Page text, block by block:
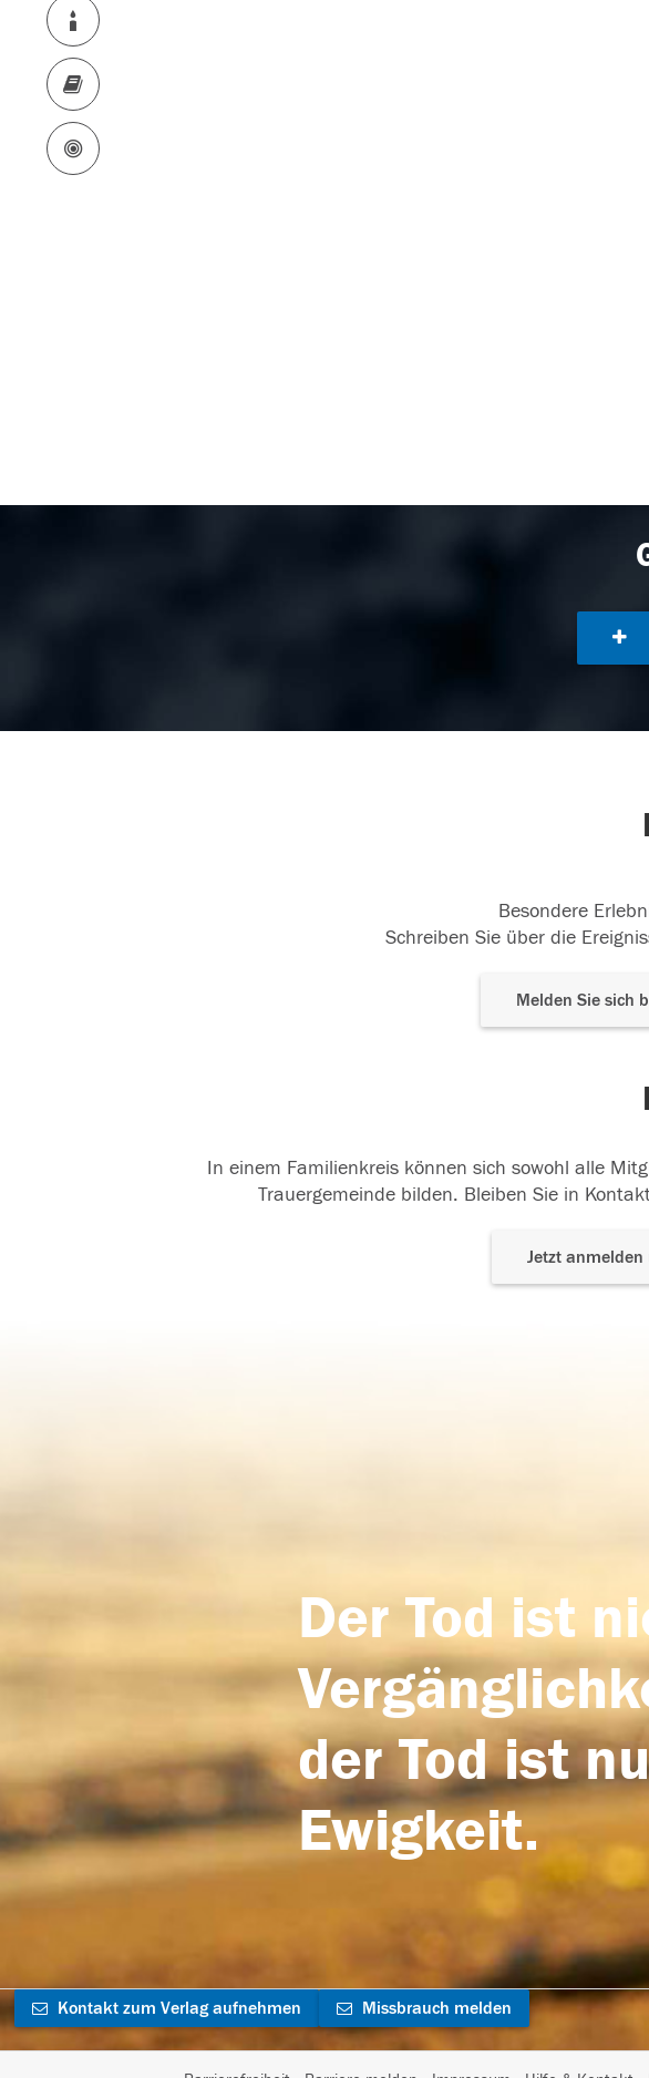
Besondere
Schreiben Sie über die
Melden Sie sich
In einem Familienkreis können sich sowohl alle
Trauergemeinde bilden. Bleiben Sie in
Jetzt anmelden
Der Tod ist
der Tod ist
Ewigkeit.
Kontakt zum Verlag aufnehmen Missbrauch melden